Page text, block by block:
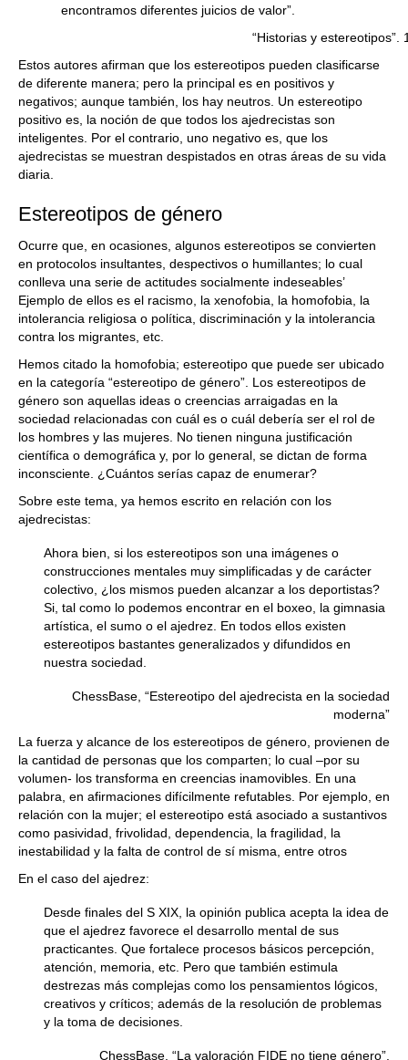
encontramos diferentes juicios de valor”.
“Historias y estereotipos”.
Estos autores afirman que los estereotipos pueden clasificarse
de diferente manera; pero la principal es en positivos y
negativos; aunque también, los hay neutros. Un estereotipo
positivo es, la noción de que todos los ajedrecistas son
inteligentes. Por el contrario, uno negativo es, que los
ajedrecistas se muestran despistados en otras áreas de su vida
diaria.
Estereotipos de género
Ocurre que, en ocasiones, algunos estereotipos se convierten
en protocolos insultantes, despectivos o humillantes; lo cual
conlleva una serie de actitudes socialmente indeseables’
Ejemplo de ellos es el racismo, la xenofobia, la homofobia, la
intolerancia religiosa o política, discriminación y la intolerancia
contra los migrantes, etc.
Hemos citado la homofobia; estereotipo que puede ser ubicado
en la categoría “estereotipo de género”. Los estereotipos de
género son aquellas ideas o creencias arraigadas en la
sociedad relacionadas con cuál es o cuál debería ser el rol de
los hombres y las mujeres. No tienen ninguna justificación
científica o demográfica y, por lo general, se dictan de forma
inconsciente. ¿Cuántos serías capaz de enumerar?
Sobre este tema, ya hemos escrito en relación con los
ajedrecistas:
Ahora bien, si los estereotipos son una imágenes o
construcciones mentales muy simplificadas y de carácter
colectivo, ¿los mismos pueden alcanzar a los deportistas?
Si, tal como lo podemos encontrar en el boxeo, la gimnasia
artística, el sumo o el ajedrez. En todos ellos existen
estereotipos bastantes generalizados y difundidos en
nuestra sociedad.
ChessBase, “Estereotipo del ajedrecista en la sociedad
moderna”
La fuerza y alcance de los estereotipos de género, provienen de
la cantidad de personas que los comparten; lo cual –por su
volumen- los transforma en creencias inamovibles. En una
palabra, en afirmaciones difícilmente refutables. Por ejemplo, en
relación con la mujer; el estereotipo está asociado a sustantivos
como pasividad, frivolidad, dependencia, la fragilidad, la
inestabilidad y la falta de control de sí misma, entre otros
En el caso del ajedrez:
Desde finales del S XIX, la opinión publica acepta la idea de
que el ajedrez favorece el desarrollo mental de sus
practicantes. Que fortalece procesos básicos percepción,
atención, memoria, etc. Pero que también estimula
destrezas más complejas como los pensamientos lógicos,
creativos y críticos; además de la resolución de problemas
y la toma de decisiones.
ChessBase, “La valoración FIDE no tiene género”.